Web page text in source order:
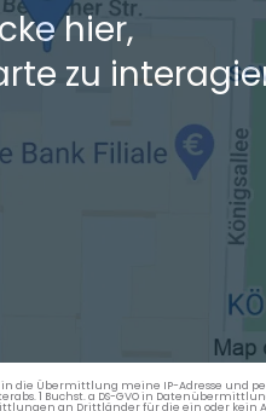
hier,
zu
Übermittlung meine IP-Adresse und
1 Buchst. a DS-GVO in
an Drittländer für die ein oder kein